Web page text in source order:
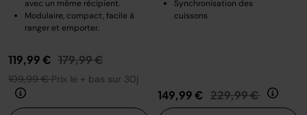
avec un même récipient.
Modulaire, compact, facile à
ranger et emporter.
119,99 € Prix réduit de
179,99 €au
109,99 €Prix le + bas sur 30j
Synchronisation des
cuissons
149,99 € Prix réduit de
229,99 € au